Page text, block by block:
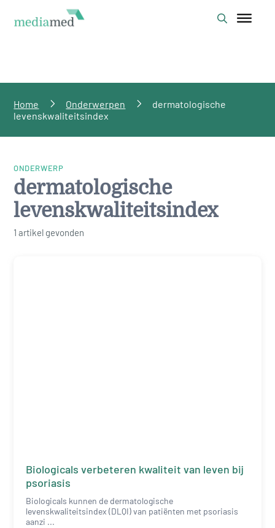
Home Onderwerpen
dermatologische
levenskwaliteitsindex
ONDERWERP
dermatologische
levenskwaliteitsindex
1 artikel gevonden
Biologicals verbeteren kwaliteit van leven bij
psoriasis
Biologicals kunnen de dermatologische
levenskwaliteitsindex (DLQI) van patiënten met psoriasis
aanzi ...